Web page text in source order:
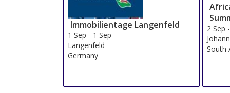
Immobilientage Langenfeld
1 Sep - 1 Sep
Langenfeld
Germany
2 Sep -
South